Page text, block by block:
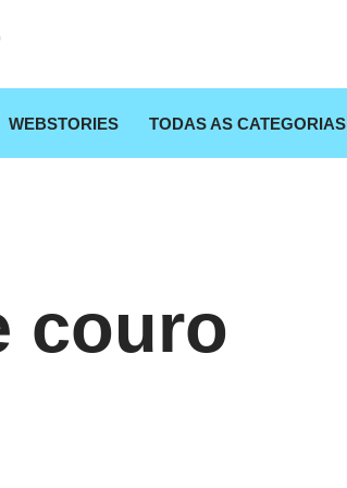
WEBSTORIES TODAS AS CATEGORIAS
couro